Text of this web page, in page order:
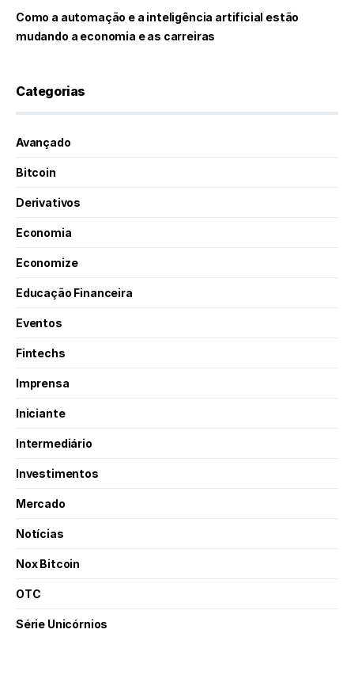
Como a automação e a inteligência artificial estão
mudando a economia e as carreiras
Categorias
Avançado
Bitcoin
Derivativos
Economia
Economize
Educação Financeira
Eventos
Fintechs
Imprensa
Iniciante
Intermediário
Investimentos
Mercado
Notícias
Nox Bitcoin
OTC
Série Unicórnios